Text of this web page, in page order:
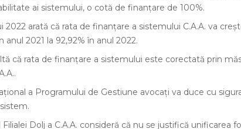
ai sistemului, o cotă de finanțare de 100%.
2022 arată că rata de finanțare a sistemului C.A.A. va
anul 2021 la 92,92% în anul 2022.
că rata de finanțare a sistemului este corectată prin
a Programului de Gestiune avocați va duce cu
Dolj a C.A.A. consideră că nu se justifică unificarea